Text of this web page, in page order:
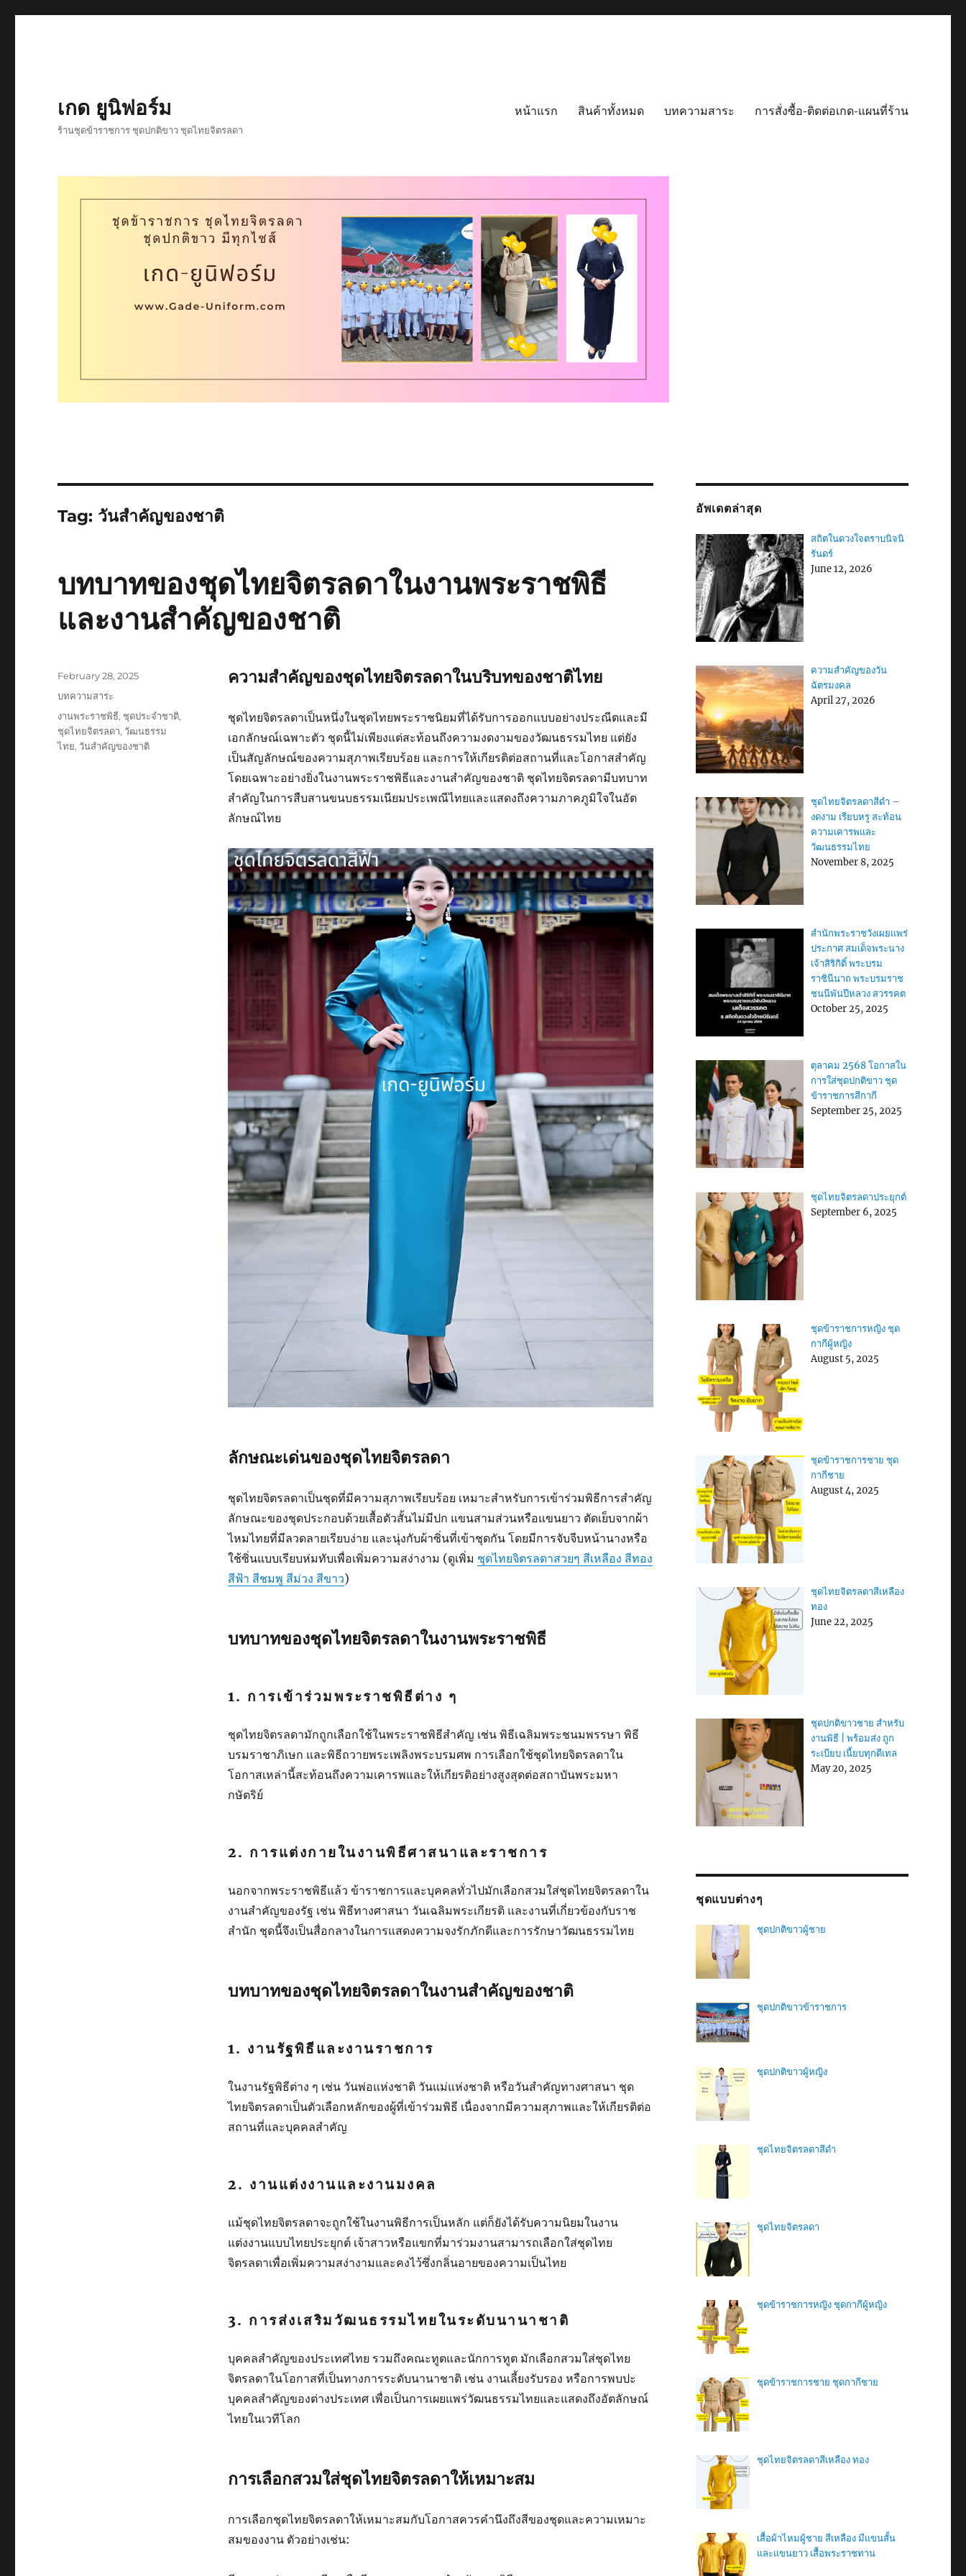
เกด ยูนิฟอร์ม
ร้านชุดข้าราชการ ชุดปกติขาว ชุดไทยจิตรลดา
หน้าแรก สินค้าทั้งหมด บทความสาระ การสั่งซื้อ-ติดต่อเกด-แผนที่ร้าน
Tag: วันสำคัญของชาติ
บทบาทของชุดไทยจิตรลดาในงานพระราชพิธี
และงานสำคัญของชาติ
ความสำคัญของชุดไทยจิตรลดาในบริบทของชาติไทย
ชุดไทยจิตรลดาเป็นหนึ่งในชุดไทยพระราชนิยมที่ได้รับการออกแบบอย่างประณีตและมี
เอกลักษณ์เฉพาะตัว ชุดนี้ไม่เพียงแต่สะท้อนถึงความงดงามของวัฒนธรรมไทย แต่ยัง
เป็นสัญลักษณ์ของความสุภาพเรียบร้อย และการให้เกียรติต่อสถานที่และโอกาสสำคัญ
โดยเฉพาะอย่างยิ่งในงานพระราชพิธีและงานสำคัญของชาติ ชุดไทยจิตรลดามีบทบาท
สำคัญในการสืบสานขนบธรรมเนียมประเพณีไทยและแสดงถึงความภาคภูมิใจในอัต
ลักษณ์ไทย
ลักษณะเด่นของชุดไทยจิตรลดา
ชุดไทยจิตรลดาเป็นชุดที่มีความสุภาพเรียบร้อย เหมาะสำหรับการเข้าร่วมพิธีการสำคัญ
ลักษณะของชุดประกอบด้วยเสื้อตัวสั้นไม่มีปก แขนสามส่วนหรือแขนยาว ตัดเย็บจากผ้า
ไหมไทยที่มีลวดลายเรียบง่าย และนุ่งกับผ้าซิ่นที่เข้าชุดกัน โดยมีการจับจีบหน้านางหรือ
ใช้ซิ่นแบบเรียบห่มทับเพื่อเพิ่มความสง่างาม (ดูเพิ่ม ชุดไทยจิตรลดาสวยๆ สีเหลือง สีทอง
สีฟ้า สีชมพู สีม่วง สีขาว)
บทบาทของชุดไทยจิตรลดาในงานพระราชพิธี
1. การเข้าร่วมพระราชพิธีต่าง ๆ
ชุดไทยจิตรลดามักถูกเลือกใช้ในพระราชพิธีสำคัญ เช่น พิธีเฉลิมพระชนมพรรษา พิธี
บรมราชาภิเษก และพิธีถวายพระเพลิงพระบรมศพ การเลือกใช้ชุดไทยจิตรลดาใน
โอกาสเหล่านี้สะท้อนถึงความเคารพและให้เกียรติอย่างสูงสุดต่อสถาบันพระมหา
กษัตริย์
2. การแต่งกายในงานพิธีศาสนาและราชการ
นอกจากพระราชพิธีแล้ว ข้าราชการและบุคคลทั่วไปมักเลือกสวมใส่ชุดไทยจิตรลดาใน
งานสำคัญของรัฐ เช่น พิธีทางศาสนา วันเฉลิมพระเกียรติ และงานที่เกี่ยวข้องกับราช
สำนัก ชุดนี้จึงเป็นสื่อกลางในการแสดงความจงรักภักดีและการรักษาวัฒนธรรมไทย
บทบาทของชุดไทยจิตรลดาในงานสำคัญของชาติ
1. งานรัฐพิธีและงานราชการ
ในงานรัฐพิธีต่าง ๆ เช่น วันพ่อแห่งชาติ วันแม่แห่งชาติ หรือวันสำคัญทางศาสนา ชุด
ไทยจิตรลดาเป็นตัวเลือกหลักของผู้ที่เข้าร่วมพิธี เนื่องจากมีความสุภาพและให้เกียรติต่อ
สถานที่และบุคคลสำคัญ
2. งานแต่งงานและงานมงคล
แม้ชุดไทยจิตรลดาจะถูกใช้ในงานพิธีการเป็นหลัก แต่ก็ยังได้รับความนิยมในงาน
แต่งงานแบบไทยประยุกต์ เจ้าสาวหรือแขกที่มาร่วมงานสามารถเลือกใส่ชุดไทย
จิตรลดาเพื่อเพิ่มความสง่างามและคงไว้ซึ่งกลิ่นอายของความเป็นไทย
3. การส่งเสริมวัฒนธรรมไทยในระดับนานาชาติ
บุคคลสำคัญของประเทศไทย รวมถึงคณะทูตและนักการทูต มักเลือกสวมใส่ชุดไทย
จิตรลดาในโอกาสที่เป็นทางการระดับนานาชาติ เช่น งานเลี้ยงรับรอง หรือการพบปะ
บุคคลสำคัญของต่างประเทศ เพื่อเป็นการเผยแพร่วัฒนธรรมไทยและแสดงถึงอัตลักษณ์
ไทยในเวทีโลก
การเลือกสวมใส่ชุดไทยจิตรลดาให้เหมาะสม
การเลือกชุดไทยจิตรลดาให้เหมาะสมกับโอกาสควรคำนึงถึงสีของชุดและความเหมาะ
สมของงาน ตัวอย่างเช่น:
Posted
February 28, 2025
Categories
บทความสาระ
Tags
งานพระราชพิธี, ชุดประจำชาติ,
ชุดไทยจิตรลดา, วัฒนธรรม
ไทย, วันสำคัญของชาติ
อัพเดตล่าสุด
สถิตในดวงใจตราบนิจนิ
รันดร์
June 12, 2026
ความสำคัญของวัน
ฉัตรมงคล
April 27, 2026
ชุดไทยจิตรลดาสีดำ –
งดงาม เรียบหรู สะท้อน
ความเคารพและ
วัฒนธรรมไทย
November 8, 2025
สำนักพระราชวังเผยแพร่
ประกาศ สมเด็จพระนาง
เจ้าสิริกิติ์ พระบรม
ราชินีนาถ พระบรมราช
ชนนีพันปีหลวง สวรรคต
October 25, 2025
ตุลาคม 2568 โอกาสใน
การใส่ชุดปกติขาว ชุด
ข้าราชการสีกากี
September 25, 2025
ชุดไทยจิตรลดาประยุกต์
September 6, 2025
ชุดข้าราชการหญิง ชุด
กากีผู้หญิง
August 5, 2025
ชุดข้าราชการชาย ชุด
กากีชาย
August 4, 2025
ชุดไทยจิตรลดาสีเหลือง
ทอง
June 22, 2025
ชุดปกติขาวชาย สำหรับ
งานพิธี | พร้อมส่ง ถูก
ระเบียบ เนี้ยบทุกดีเทล
May 20, 2025
ชุดแบบต่างๆ
ชุดปกติขาวผู้ชาย
ชุดปกติขาวข้าราชการ
ชุดปกติขาวผู้หญิง
ชุดไทยจิตรลดาสีดํา
ชุดไทยจิตรลดา
ชุดข้าราชการหญิง ชุดกากีผู้หญิง
ชุดข้าราชการชาย ชุดกากีชาย
ชุดไทยจิตรลดาสีเหลือง ทอง
เสื้อผ้าไหมผู้ชาย สีเหลือง มีแขนสั้น
และแขนยาว เสื้อพระราชทาน